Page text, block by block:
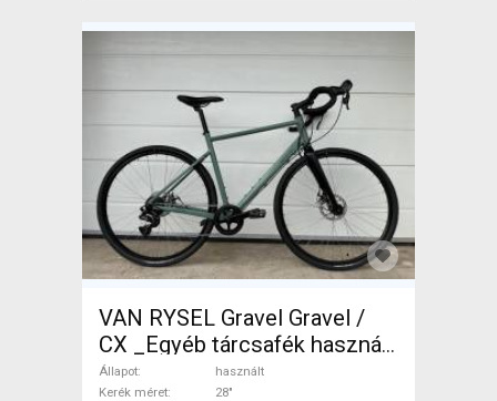
VAN RYSEL Gravel Gravel /
CX _Egyéb tárcsafék használt
ELADÓ
Állapot
használt
Kerék méret
28"